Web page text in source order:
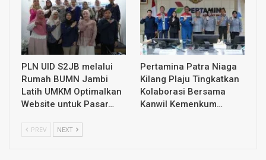
PLN UID S2JB melalui
Rumah BUMN Jambi
Latih UMKM Optimalkan
Website untuk Pasar…
Pertamina Patra Niaga
Kilang Plaju Tingkatkan
Kolaborasi Bersama
Kanwil Kemenkum…
PREV NEXT